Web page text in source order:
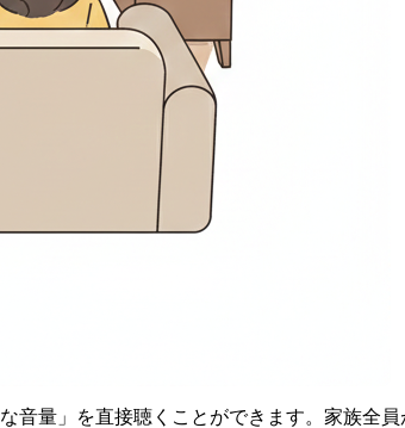
量」を直接聴くことができます。家族全員